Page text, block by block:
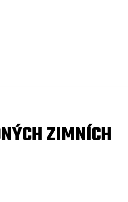
ZIMNÍCH